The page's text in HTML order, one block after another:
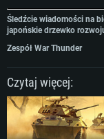
Dysk twardy: 62.2 GB
Dysk twardy: 62.2 GB
Połączenie sieciowe:
Dysk twardy: 62.2 GB
Śledźcie wiadomości na
japońskie drzewko
Zespół War Thunder
Czytaj więcej: